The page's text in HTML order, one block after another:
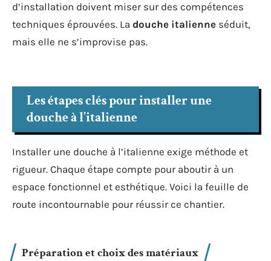
d’installation doivent miser sur des compétences
techniques éprouvées. La douche italienne séduit,
mais elle ne s’improvise pas.
Les étapes clés pour installer une
douche à l’italienne
Installer une douche à l’italienne exige méthode et
rigueur. Chaque étape compte pour aboutir à un
espace fonctionnel et esthétique. Voici la feuille de
route incontournable pour réussir ce chantier.
Préparation et choix des matériaux